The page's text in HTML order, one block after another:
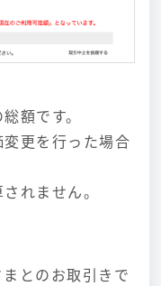
額です。
更を行った場合
れません。
とのお取引きで